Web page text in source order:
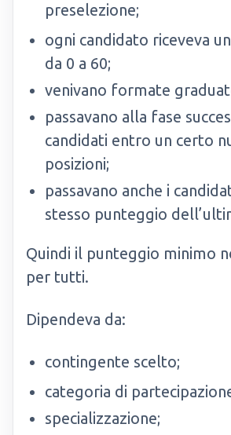
preselezione;
ogni candidato riceveva
da 0 a 60;
venivano formate
passavano alla fase
candidati entro un certo
posizioni;
passavano anche i
stesso punteggio
Quindi il punteggio minimo
per tutti.
Dipendeva da:
contingente scelto;
categoria di
specializzazione;